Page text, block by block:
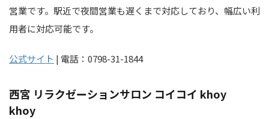
営業です。駅近で夜間営業も遅くまで対応しており、幅広い利
用者に対応可能です。
公式サイト | 電話：0798-31-1844
西宮 リラクゼーションサロン コイコイ khoy
khoy